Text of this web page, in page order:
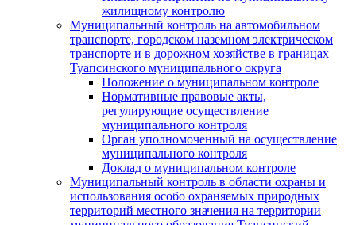
жилищному контролю
Муниципальный контроль на автомобильном
транспорте, городском наземном электрическом
транспорте и в дорожном хозяйстве в границах
Туапсинского муниципального округа
Положение о муниципальном контроле
Нормативные правовые акты,
регулирующие осуществление
муниципального контроля
Орган уполномоченный на осуществление
муниципального контроля
Доклад о муниципальном контроле
Муниципальный контроль в области охраны и
использования особо охраняемых природных
территорий местного значения на территории